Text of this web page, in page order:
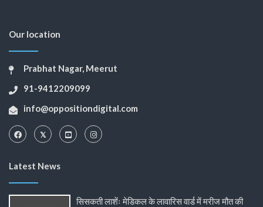
Our location
Prabhat Nagar, Meerut
91-9412209099
info@oppositiondigital.com
Latest News
सिसकती लाशेंः मेडिकल के लावारिस वार्ड में मरीज मौत की